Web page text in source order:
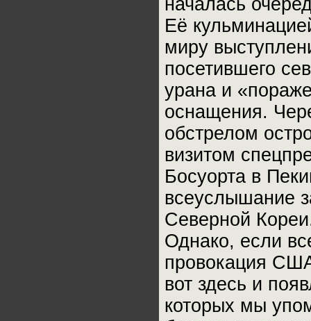
началась
Её
миру
посетившего
урана и
оснащения.
обстрелом
визитом
Босуорта в
всеуслышание
Северной
Однако, если
провокация
вот здесь и
которых мы